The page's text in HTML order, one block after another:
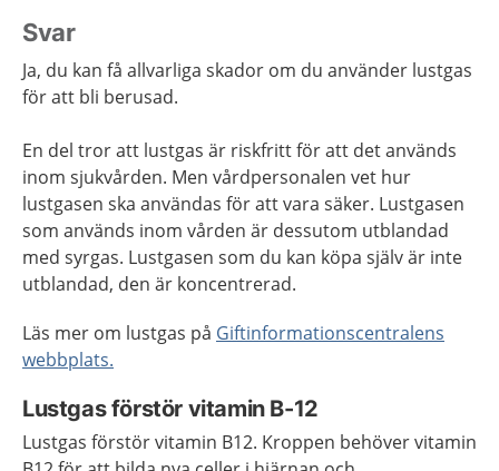
Svar
Ja, du kan få allvarliga skador om du använder lustgas
för att bli berusad.
En del tror att lustgas är riskfritt för att det används
inom sjukvården. Men vårdpersonalen vet hur
lustgasen ska användas för att vara säker. Lustgasen
som används inom vården är dessutom utblandad
med syrgas. Lustgasen som du kan köpa själv är inte
utblandad, den är koncentrerad.
Läs mer om lustgas på Giftinformationscentralens
webbplats.
Lustgas förstör vitamin B-12
Lustgas förstör vitamin B12. Kroppen behöver vitamin